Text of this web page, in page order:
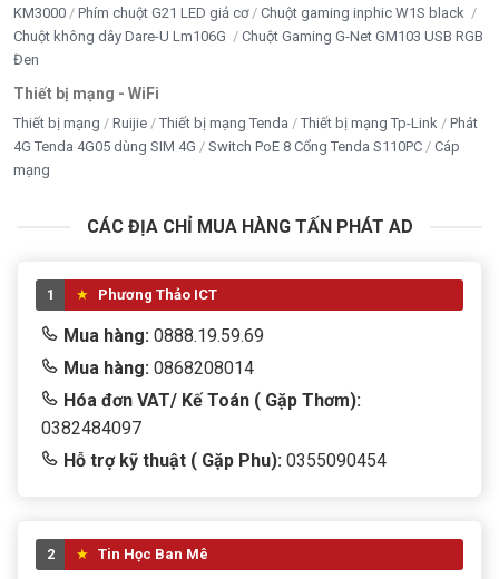
KM3000
Phím chuột G21 LED giả cơ
Chuột gaming inphic W1S black
Chuột không dây Dare-U Lm106G
Chuột Gaming G-Net GM103 USB RGB
Đen
Thiết bị mạng - WiFi
Thiết bị mạng Ruijie Thiết bị mạng Tenda Thiết bị mạng Tp-Link
Phát
4G Tenda 4G05 dùng SIM 4G
Switch PoE 8 Cổng Tenda S110PC
Cáp
mạng
CÁC ĐỊA CHỈ MUA HÀNG TẤN PHÁT AD
1 Phương Thảo ICT
Mua hàng: 0888.19.59.69
Mua hàng: 0868208014
Hóa đơn VAT/ Kế Toán ( Gặp Thơm):
0382484097
Hỗ trợ kỹ thuật ( Gặp Phu): 0355090454
2 Tin Học Ban Mê